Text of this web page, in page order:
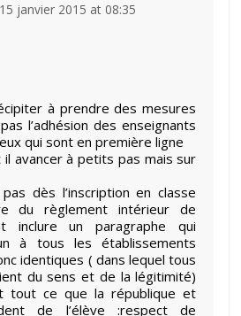
15 janvier 2015 at 08:35
à prendre des mesures
l’adhésion des enseignants
qui sont en première ligne
avancer à petits pas mais sur
dès l’inscription en classe
du règlement intérieur de
inclure un paragraphe qui
à tous les établissements
identiques ( dans lequel tous
du sens et de la légitimité)
tout ce que la république et
de l’élève :respect de